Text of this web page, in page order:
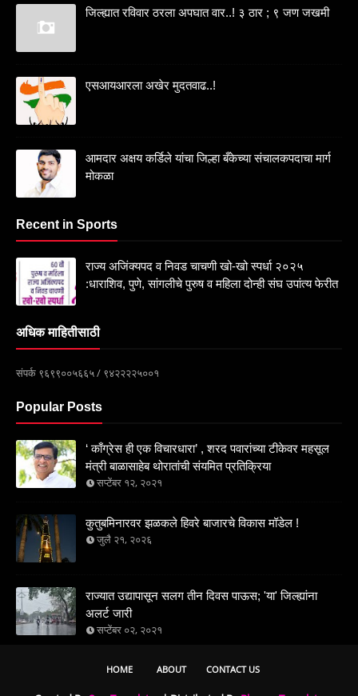
जिल्ह्यात रविवार ठरला अपघात वार..! ३ ठार ; ९ जण जखमी
एसआयआरला अखेर मुदतवाढ..!
आमदार अक्षय कर्डिले यांचा जिल्हा बँकेच्या संचालकपदाचा मार्ग
मोकळा
Recent in Sports
राज्य अजिंक्यपद व निवड चाचणी खो-खो स्पर्धा २०२५
:धाराशिव, पुणे, सांगलीचे पुरुष व महिला दोन्ही संघ उपांत्य फेरीत
अधिक माहितीसाठी
संपर्क ९६९९००५६६५ / ९४२२२२५००१
Popular Posts
‘ काँग्रेस ही एक विचारधारा’ , शरद पवारांच्या टीकेवर महसूल
मंत्री बाळासाहेब थोरातांची संयमित प्रतिक्रिया
सप्टेंबर १२, २०२१
कुतुबमिनारवर झळकले हिवरे बाजारचे विकास मॉडेल !
जुलै २१, २०२६
राज्यात उद्यापासून सलग तीन दिवस पाऊस; 'या' जिल्ह्यांना
अलर्ट जारी
सप्टेंबर ०२, २०२१
HOME ABOUT CONTACT US